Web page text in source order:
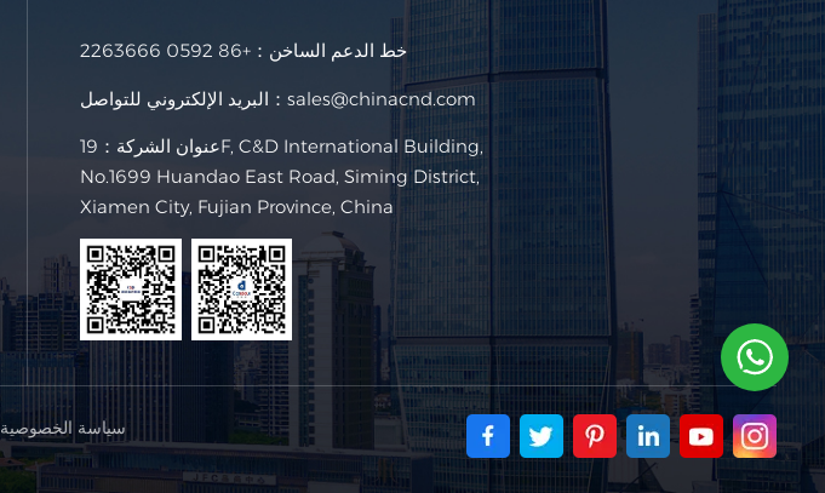
خط الدعم الساخن： +86 0592 2263666
البريد الإلكتروني للتواصل：sales@chinacnd.com
عنوان الشركة：19F, C&D International Building,
No.1699 Huandao East Road, Siming District,
Xiamen City, Fujian Province, China
سياسة الخصوصية